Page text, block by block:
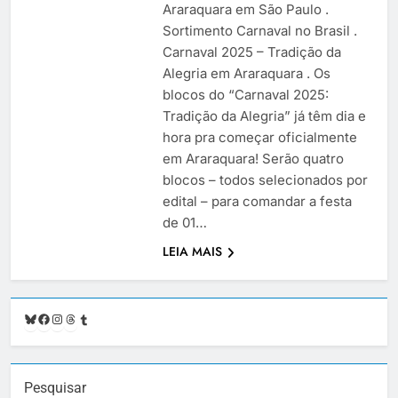
Araraquara em São Paulo .
Sortimento Carnaval no Brasil .
Carnaval 2025 – Tradição da
Alegria em Araraquara . Os
blocos do “Carnaval 2025:
Tradição da Alegria” já têm dia e
hora pra começar oficialmente
em Araraquara! Serão quatro
blocos – todos selecionados por
edital – para comandar a festa
de 01…
LEIA MAIS
Bluesky
Facebook
Instagram
Threads
Pesquisar